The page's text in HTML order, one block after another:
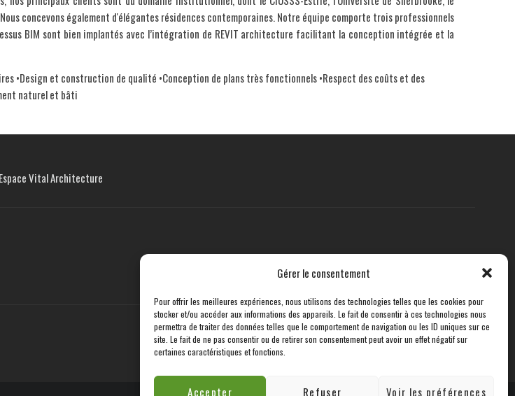
Gérer le consentement
Pour offrir les meilleures expériences, nous utilisons des technologies telles que les cookies pour
stocker et/ou accéder aux informations des appareils. Le fait de consentir à ces technologies nous
permettra de traiter des données telles que le comportement de navigation ou les ID uniques sur ce
site. Le fait de ne pas consentir ou de retirer son consentement peut avoir un effet négatif sur
certaines caractéristiques et fonctions.
Accepter Refuser Voir les préférences
concevons également d'élégantes résidences contemporaines. Notre équipe comporte trois professionnels
BIM sont bien implantés avec l’intégration de REVIT architecture facilitant la conception intégrée et la
•Design et construction de qualité •Conception de plans très fonctionnels •Respect des coûts et des
naturel et bâti